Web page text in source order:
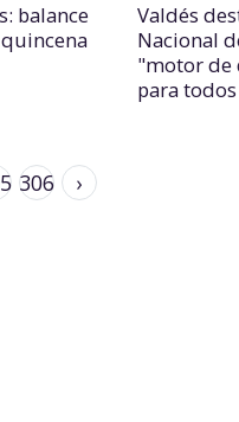
balance
Valdés
Nacional
"motor de
para
306 ›